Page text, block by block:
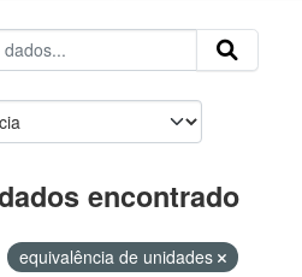
encontrado
equivalência de unidades